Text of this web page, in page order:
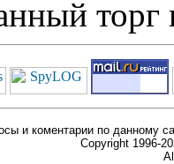
торг
и коментарии по данному
Copyright 1996-